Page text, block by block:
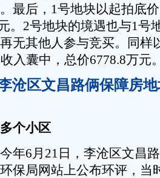
最后，1号地块以起拍底
。2号地块的境遇也与1号
无其他人参与竞买。同样
入囊中，总价6778.8万元
沧区文昌路俩保障房
个小区
6月21日，李沧区文昌
保局网站上公布环评，当